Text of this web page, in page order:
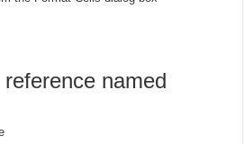
named